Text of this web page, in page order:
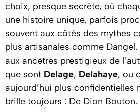
choix, presque secrète, où
une histoire unique, parfois
souvent aux côtés des mythes
plus artisanales comme Dangel
aux ancêtres prestigieux de
que sont Delage, Delahaye, ou
aujourd’hui plus confidentielles
brille toujours : De Dion Bouton.